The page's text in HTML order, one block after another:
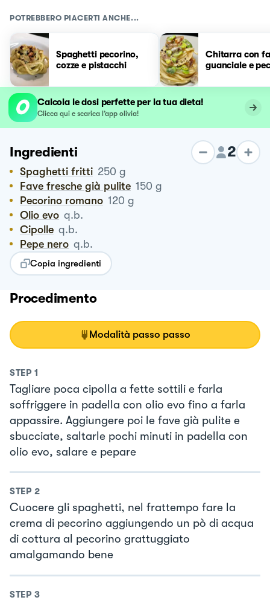
POTREBBERO PIACERTI ANCHE...
Spaghetti pecorino,
cozze e pistacchi
Chitarra con
guanciale e
Calcola le dosi perfette per la tua dieta!
Clicca qui e scarica l’app olivia!
Ingredienti 2
Spaghetti fritti 250 g
Fave fresche già pulite 150 g
Pecorino romano 120 g
Olio evo q.b.
Cipolle q.b.
Pepe nero q.b.
Copia ingredienti
Procedimento
Modalità passo passo
STEP 1
Tagliare poca cipolla a fette sottili e farla
soffriggere in padella con olio evo fino a farla
appassire. Aggiungere poi le fave già pulite e
sbucciate, saltarle pochi minuti in padella con
olio evo, salare e pepare
STEP 2
Cuocere gli spaghetti, nel frattempo fare la
crema di pecorino aggiungendo un pò di acqua
di cottura al pecorino grattuggiato
amalgamando bene
STEP 3